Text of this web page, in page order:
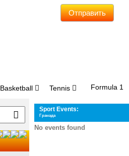
Отправить
Basketball Tennis Formula 1
Sport Events:
Гранада
No events found